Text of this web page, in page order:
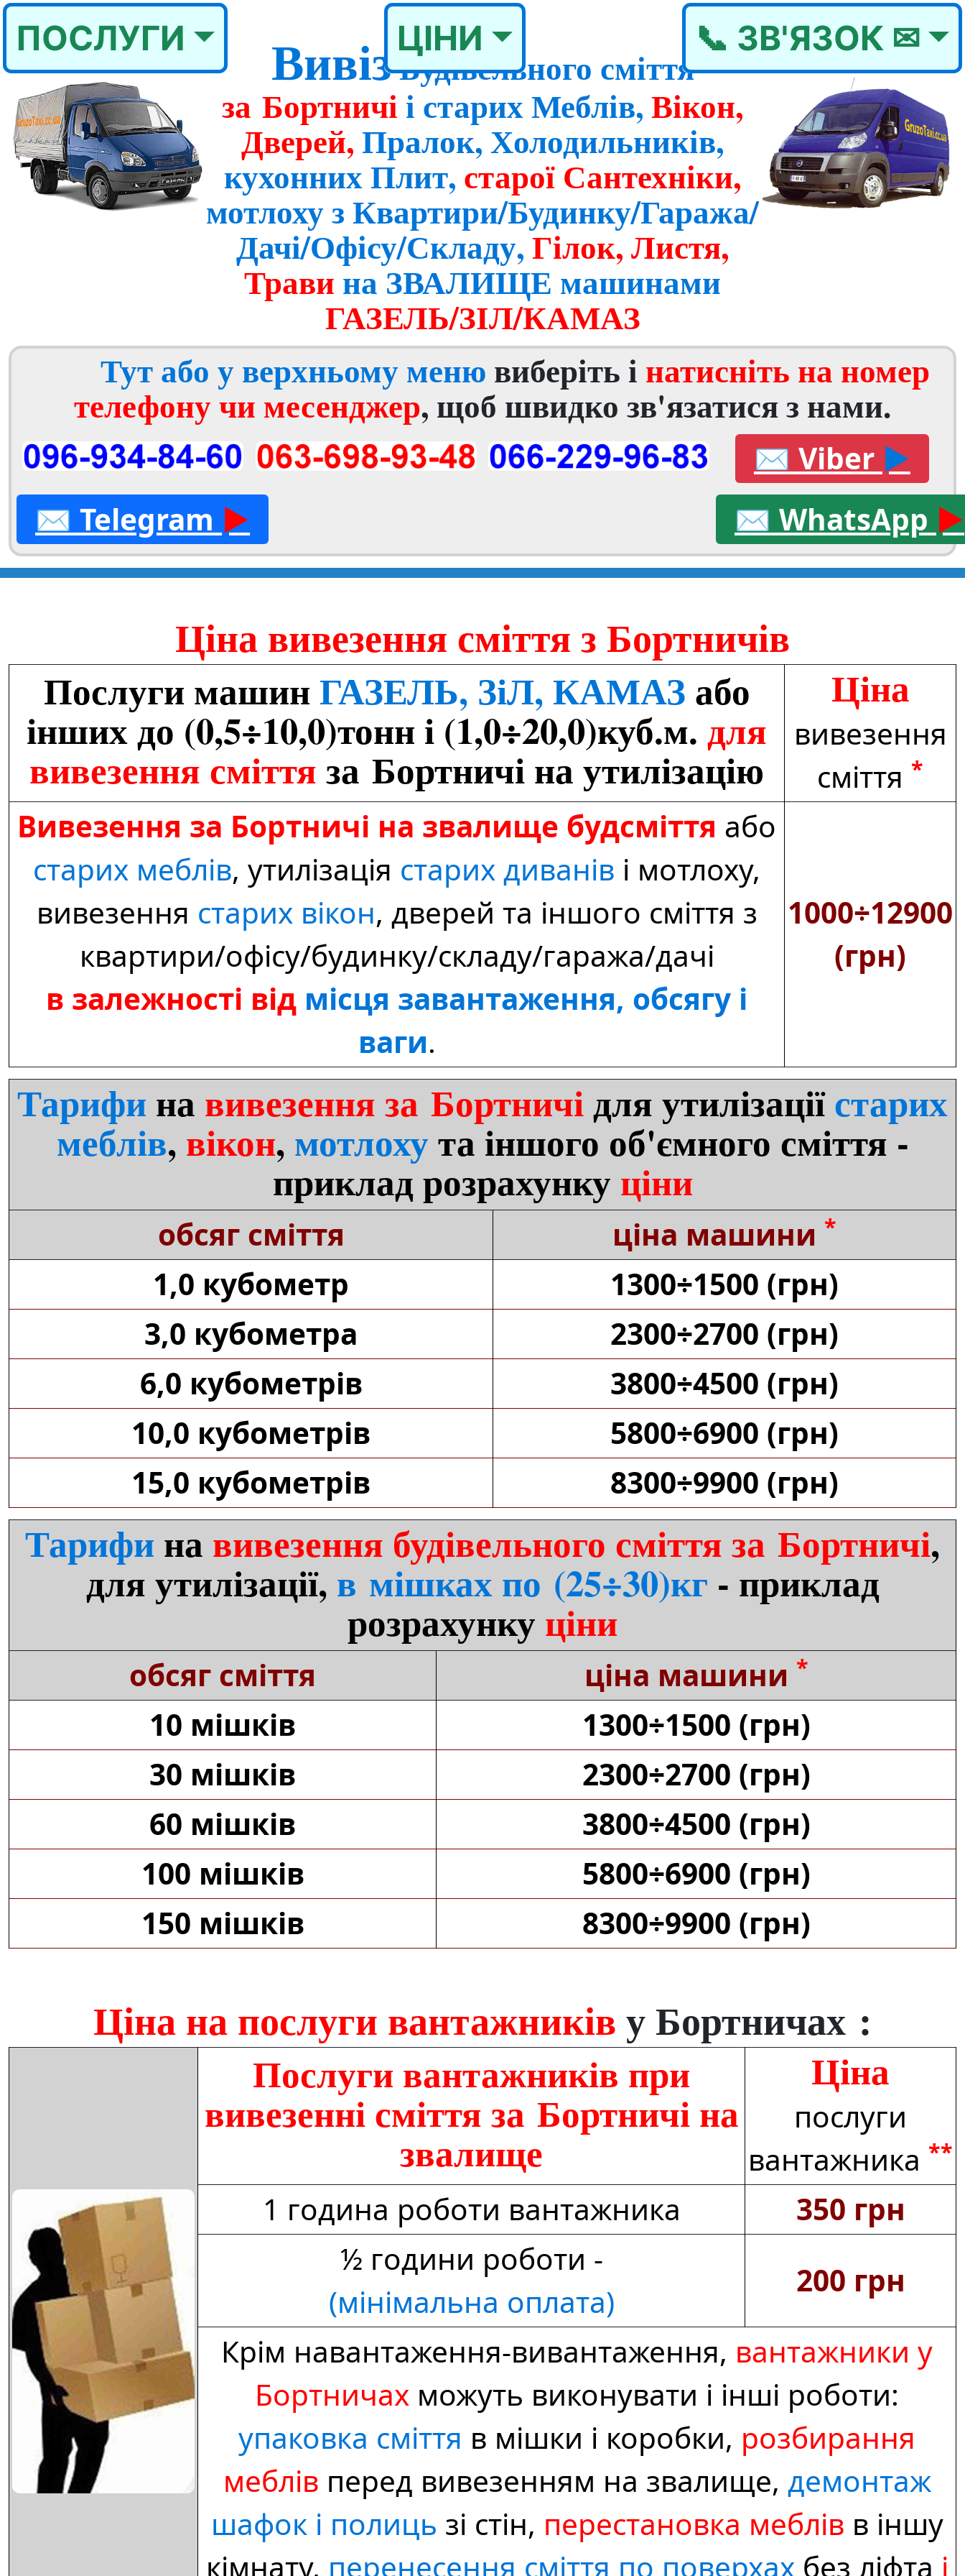
ПОСЛУГИ ЦІНИ 📞 ЗВ'ЯЗОК ✉
ВивізБудівельного сміття
за Бортничі і старих Меблів,Вікон,
Дверей,Пралок, Холодильників,
кухонних Плит, старої Сантехніки,
мотлоху з Квартири/Будинку/Гаража/
Дачі/Офісу/Складу,Гілок, Листя,
Травина ЗВАЛИЩЕ машинами
ГАЗЕЛЬ/ЗІЛ/КАМАЗ
Тут або у верхньому меню виберіть і натисніть на номер
телефону чи месенджер, щоб швидко зв'язатися з нами.
✉ Viber ►
✉ Telegram ► ✉ WhatsApp ►
Ціна вивезення сміття з Бортничів
Послуги машин ГАЗЕЛЬ, ЗіЛ, КАМАЗ або
інших до (0,5÷10,0)тонн і (1,0÷20,0)куб.м. для
вивезення сміттяза Бортничі на утилізацію
Ціна
вивезення
сміття *
Вивезення за Бортничі на звалище будсміття або
старих меблів, утилізація старих диванів і мотлоху,
вивезення старих вікон, дверей та іншого сміття з
квартири/офісу/будинку/складу/гаража/дачі
в залежності від місця завантаження, обсягу і
ваги.
1000÷12900
(грн)
Тарифи на вивезення за Бортничідля утилізаціїстарих
меблів, вікон, мотлохута іншого об'ємного сміття -
приклад розрахунку ціни
обсяг сміття ціна машини *
1,0 кубометр
1300÷1500 (грн)
3,0 кубометра
2300÷2700 (грн)
6,0 кубометрів
3800÷4500 (грн)
10,0 кубометрів
5800÷6900 (грн)
15,0 кубометрів
8300÷9900 (грн)
Тарифи на вивезення будівельного сміття за Бортничі,
для утилізації, в мішках по (25÷30)кг - приклад
розрахунку ціни
обсяг сміття ціна машини *
10 мішків
1300÷1500 (грн)
30 мішків
2300÷2700 (грн)
60 мішків
3800÷4500 (грн)
100 мішків
5800÷6900 (грн)
150 мішків
8300÷9900 (грн)
Ціна на послуги вантажниківу Бортничах :
Послуги вантажників при
вивезенні сміття за Бортничі на
звалище
Ціна
послуги
вантажника **
1 година роботи вантажника
350 грн
½ години роботи -
(мінімальна оплата)
200 грн
Крім навантаження-вивантаження, вантажники у
Бортничах можуть виконувати і інші роботи:
упаковка сміття в мішки і коробки, розбирання
меблів перед вивезенням на звалище, демонтаж
шафок і полиць зі стін, перестановка меблів в іншу
кімнату, перенесення сміття по поверхах без ліфта і